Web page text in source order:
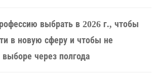
выбрать в 2026 г., чтобы
в новую сферу и чтобы не
через полгода